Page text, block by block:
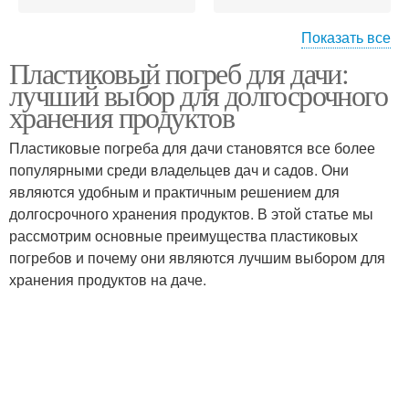
Погреб из пластика Продукты в погребе
Погреб из полиэтилена пластиковые погреба
Бесшовный погреб
Показать все
Пластиковый погреб для дачи:
лучший выбор для долгосрочного
хранения продуктов
Пластиковые погреба для дачи становятся все более
популярными среди владельцев дач и садов. Они
являются удобным и практичным решением для
долгосрочного хранения продуктов. В этой статье мы
рассмотрим основные преимущества пластиковых
погребов и почему они являются лучшим выбором для
хранения продуктов на даче.